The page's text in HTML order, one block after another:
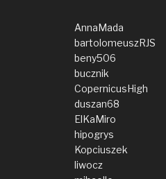
AnnaMada
bartolomeuszRJS
beny506
bucznik
CopernicusHigh
duszan68
ElKaMiro
hipogrys
Kopciuszek
liwocz